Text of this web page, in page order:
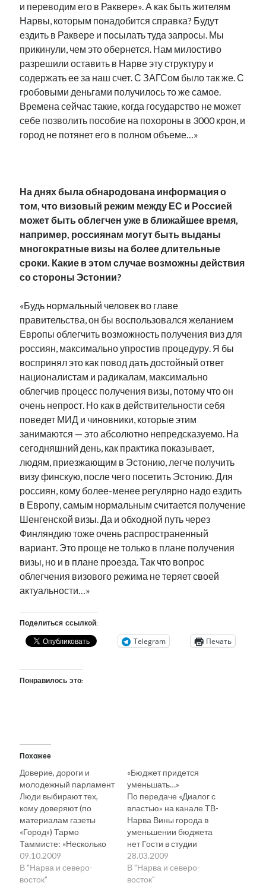
и переводим его в Раквере». А как быть жителям
Нарвы, которым понадобится справка? Будут
ездить в Раквере и посылать туда запросы. Мы
прикинули, чем это обернется. Нам милостиво
разрешили оставить в Нарве эту структуру и
содержать ее за наш счет. С ЗАГСом было так же. С
гробовыми деньгами получилось то же самое.
Времена сейчас такие, когда государство не может
себе позволить пособие на похороны в 3000 крон, и
город не потянет его в полном объеме…»
На днях была обнародована информация о
том, что визовый режим между ЕС и Россией
может быть облегчен уже в ближайшее время,
например, россиянам могут быть выданы
многократные визы на более длительные
сроки. Какие в этом случае возможны действия
со стороны Эстонии?
«Будь нормальный человек во главе
правительства, он бы воспользовался желанием
Европы облегчить возможность получения виз для
россиян, максимально упростив процедуру. Я бы
воспринял это как повод дать достойный ответ
националистам и радикалам, максимально
облегчив процесс получения визы, потому что он
очень непрост. Но как в действительности себя
поведет МИД и чиновники, которые этим
занимаются — это абсолютно непредсказуемо. На
сегодняшний день, как практика показывает,
людям, приезжающим в Эстонию, легче получить
визу финскую, после чего посетить Эстонию. Для
россиян, кому более-менее регулярно надо ездить
в Европу, самым нормальным считается получение
Шенгенской визы. Да и обходной путь через
Финляндию тоже очень распространенный
вариант. Это проще не только в плане получения
визы, но и в плане проезда. Так что вопрос
облегчения визового режима не теряет своей
актуальности…»
Поделиться ссылкой:
Telegram Печать
Понравилось это:
Похожее
Доверие, дороги и
молодежный парламент
Люди выбирают тех,
кому доверяют (по
материалам газеты
«Город») Тармо
Таммисте: «Несколько
дней назад я участвовал
в передаче ETV 2. в
студии были собраны
09.10.2009
В "Нарва и северо-
восток"
«Бюджет придется
уменьшать…»
По передаче «Диалог с
властью» на канале ТВ-
Нарва Вины города в
уменьшении бюджета
нет Гости в студии
отметили, что, к
сожалению, бюджет
Нарвы придётся менять
28.03.2009
В "Нарва и северо-
восток"